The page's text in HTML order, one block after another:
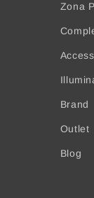
Zona
Brand
Outlet
Blog